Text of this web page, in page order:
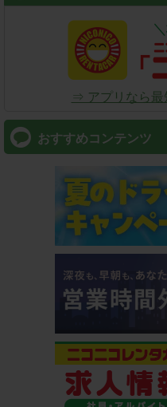
⇒ アプリなら最
おすすめコンテンツ